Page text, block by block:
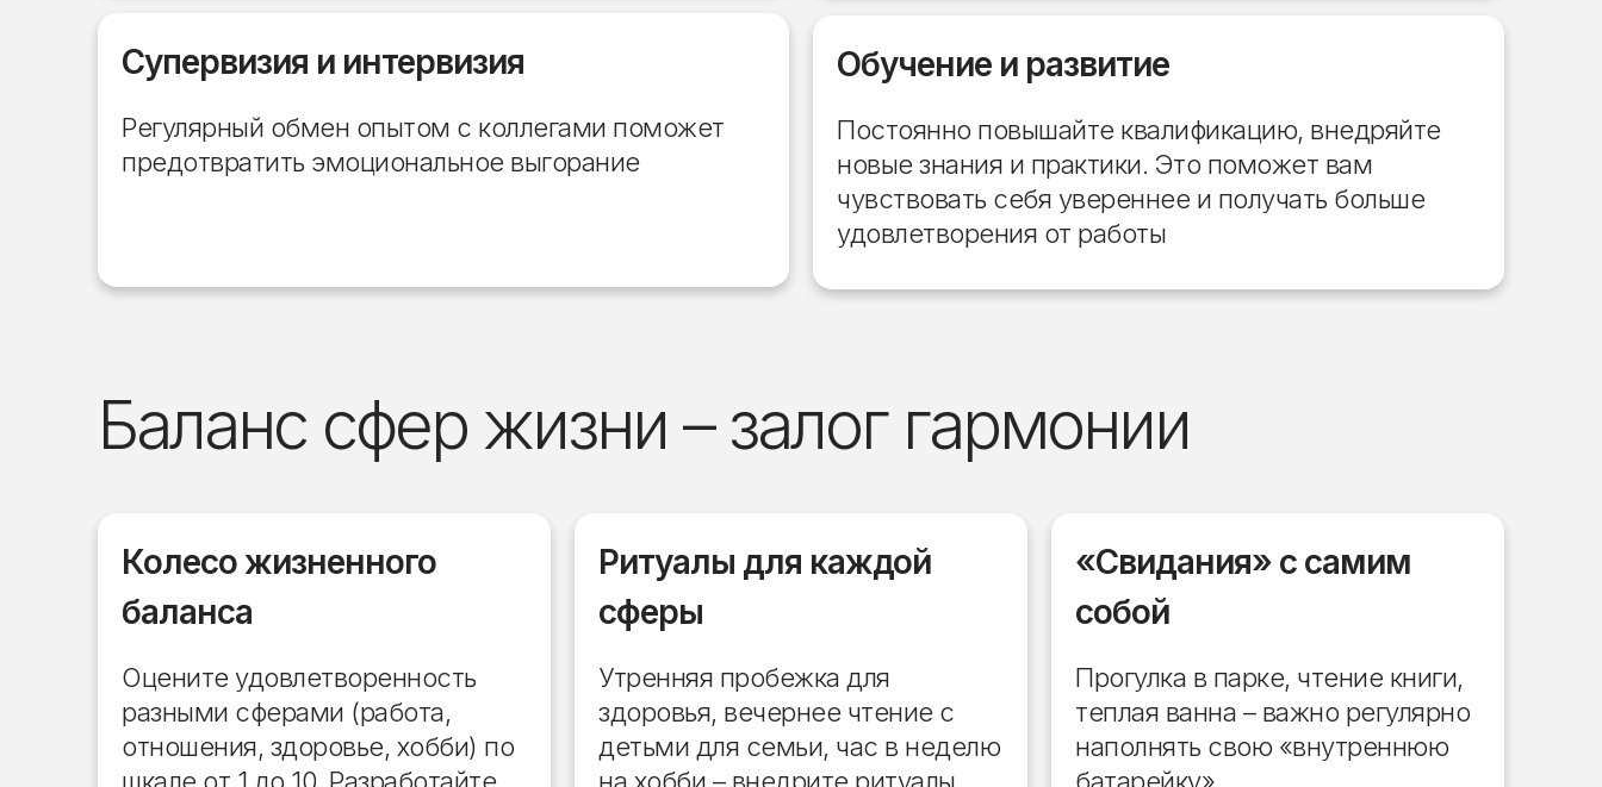
Супервизия и интервизия
Регулярный обмен опытом с коллегами поможет
предотвратить эмоциональное выгорание
Постоянно повышайте квалификацию, внедряйте
новые знания и практики. Это поможет вам
чувствовать себя увереннее и получать больше
удовлетворения от работы
Обучение и развитие
Баланс сфер жизни – залог гармонии
Колесо жизненного
баланса
Оцените удовлетворенность
разными сферами (работа,
отношения, здоровье, хобби) по
Утренняя пробежка для
здоровья, вечернее чтение с
детьми для семьи, час в неделю
Ритуалы для каждой
сферы
Прогулка в парке, чтение книги,
теплая ванна – важно регулярно
наполнять свою «внутреннюю
«Свидания» с самим
собой